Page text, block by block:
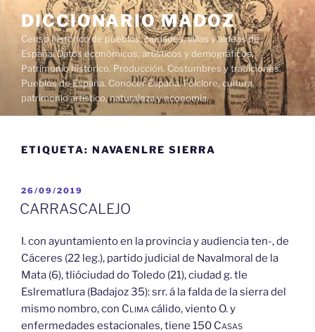
contenido
DICCIONARIO MADOZ
Censo histórico de pueblos, ciudades, villas y aldeas de
España. Datos económicos, artísticos y demográficos.
Patrimonio histórico. Producción. Costumbres y tradiciones.
Pueblos de España. Conocer España. Folclore, cultura,
patrimonio artístico, naturaleza y economía.
ETIQUETA: NAVAENLRE SIERRA
PUBLICADO
EL
26/09/2019
CARRASCALEJO
I. con ayuntamiento en la provincia y audiencia ten-, de
Cáceres (22 leg.), partido judicial de Navalmoral de la
Mata (6), tlióciudad do Toledo (21), ciudad g. tle
Eslrematlura (Badajoz 35): srr. á la falda de la sierra del
mismo nombro, con Climacálido, viento O. y
enfermedades estacionales, tiene 150 Casas